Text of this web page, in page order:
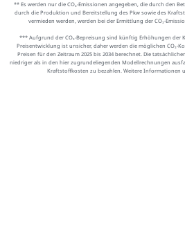
** Es werden nur die CO₂-Emissionen angegeben, die durch den
durch die Produktion und Bereitstellung des Pkw sowie des
vermieden werden, werden bei der Ermittlung der CO₂-
*** Aufgrund der CO₂-Bepreisung sind künftig Erhöhungen der
Preisentwicklung ist unsicher, daher werden die möglichen CO₂-
Preisen für den Zeitraum 2025 bis 2034 berechnet. Die
niedriger als in den hier zugrundeliegenden Modellrechnungen
Kraftstoffkosten zu bezahlen. Weitere Informationen